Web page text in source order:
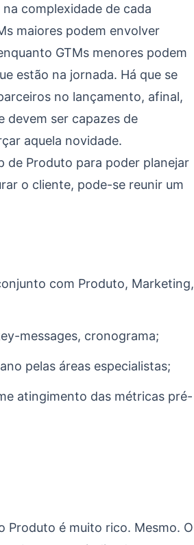
complexidade de cada
maiores podem envolver
GTMs menores podem
estão na jornada. Há que se
no lançamento, afinal,
devem ser capazes de
aquela novidade.
de Produto para poder planejar
o cliente, pode-se reunir um
com Produto, Marketing,
messages, cronograma;
pelas áreas especialistas;
atingimento das métricas pré-
Produto é muito rico. Mesmo. O